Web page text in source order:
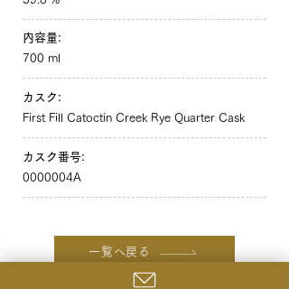
内容量:
700 ml
カスク:
First Fill Catoctin Creek Rye Quarter Cask
カスク番号:
0000004A
一覧へ戻る